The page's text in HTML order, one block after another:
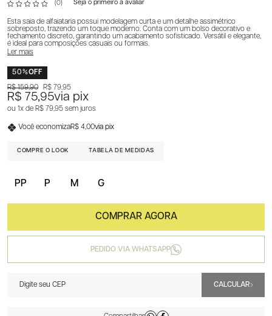
(0) Seja o primeiro a avaliar
Esta saia de alfaiataria possui modelagem curta e um detalhe assimétrico
sobreposto, trazendo um toque moderno. Conta com um bolso decorativo e
fechamento discreto, garantindo um acabamento sofisticado. Versátil e elegante,
é ideal para composições casuais ou formais.
Ler mais
50%OFF
R$ 75,95via pix
R$ 159,90 R$ 79,95
1x R$ 79,95 sem juros
Você economizaR$ 4,00via pix
COMPRE O LOOK TABELA DE MEDIDAS
PP P M G
PEDIDO VIA WHATSAPP